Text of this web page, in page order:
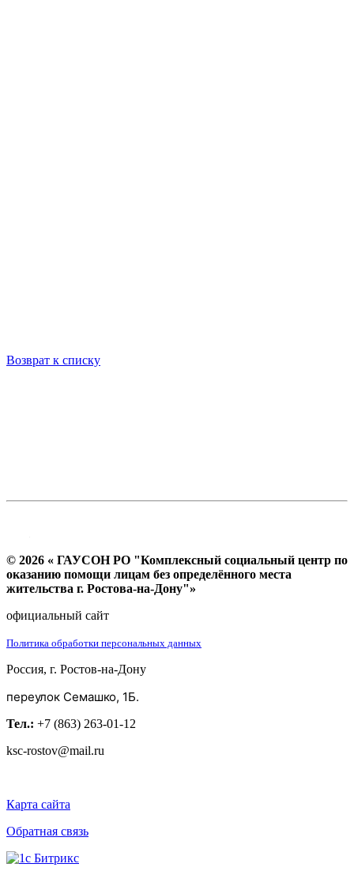
Возврат к списку
© 2026 « ГАУСОН РО "Комплексный социальный центр по
оказанию помощи лицам без определённого места
жительства г. Ростова-на-Дону"»
официальный сайт
Политика обработки персональных данных
Россия, г. Ростов-на-Дону
переулок Семашко, 1Б.
Тел.: +7 (863) 263-01-12
ksc-rostov@mail.ru
Карта сайта
Обратная связь